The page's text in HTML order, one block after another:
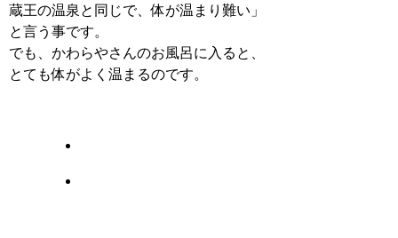
蔵王の温泉と同じで、体が温まり難い」
と言う事です。
でも、かわらやさんのお風呂に入ると、
とても体がよく温まるのです。